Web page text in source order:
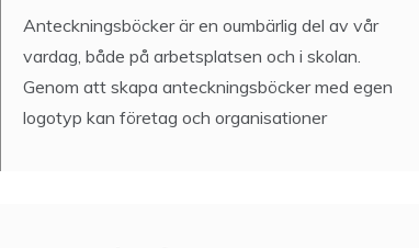
Anteckningsböcker är en oumbärlig del av vår
vardag, både på arbetsplatsen och i skolan.
Genom att skapa anteckningsböcker med egen
logotyp kan företag och organisationer